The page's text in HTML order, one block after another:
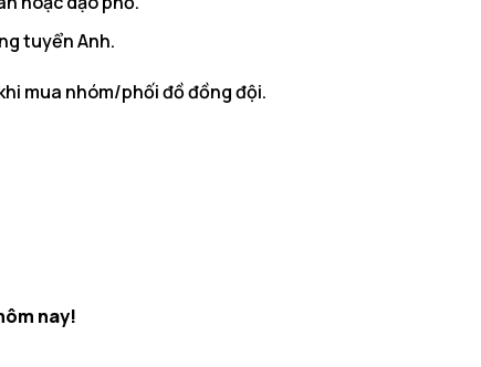
tuyển Anh.
mua nhóm/phối đồ đồng đội.
nay!